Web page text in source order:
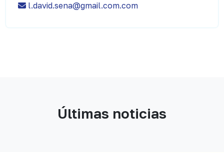
l.david.sena@gmail.com.com
Últimas noticias